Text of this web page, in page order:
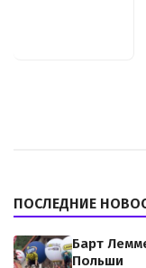
ПОСЛЕДНИЕ
Барт
Польши